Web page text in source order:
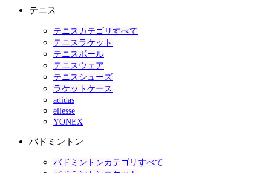
テニス
テニスカテゴリすべて
テニスラケット
テニスボール
テニスウェア
テニスシューズ
ラケットケース
adidas
ellesse
YONEX
バドミントン
バドミントンカテゴリすべて